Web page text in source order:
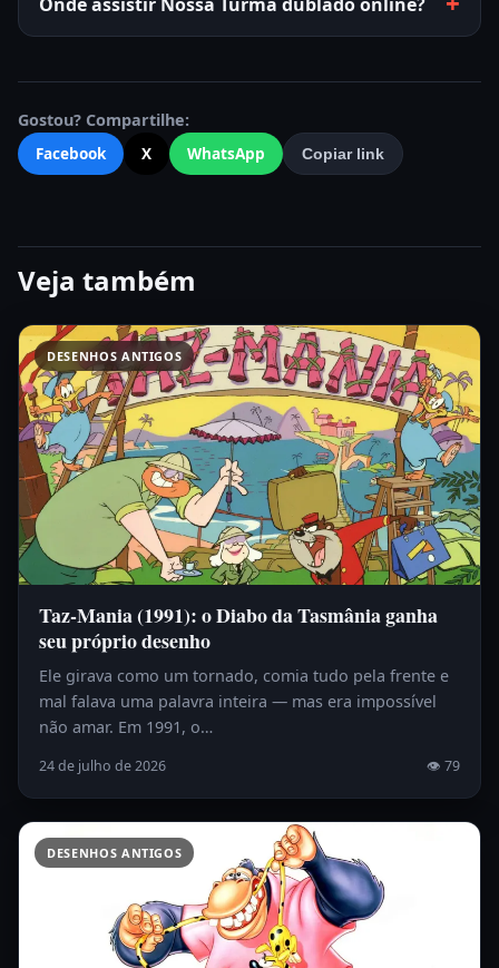
Gostou? Compartilhe:
Facebook
X WhatsApp Copiar link
Veja também
DESENHOS ANTIGOS
Taz-Mania (1991): o Diabo da Tasmânia ganha
seu próprio desenho
Ele girava como um tornado, comia tudo pela frente e
mal falava uma palavra inteira — mas era impossível
não amar. Em 1991, o…
24 de julho de 2026 👁 79
DESENHOS ANTIGOS